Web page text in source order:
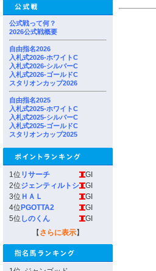
公式戦って何？
2026公式戦概要
自由指名2026
入札式2026-ホワイトC
入札式2026-シルバーC
入札式2026-ゴールドC
スタリオンカップ2026
自由指名2025
入札式2025-ホワイトC
入札式2025-シルバーC
入札式2025-ゴールドC
スタリオンカップ2025
1位 リサーチ
GI
2位ジェンティルトシ
GI
3位 ＨＡＬ
GI
4位 PGOTTA2
GI
5位 しのくん
GI
【 さらに表示】